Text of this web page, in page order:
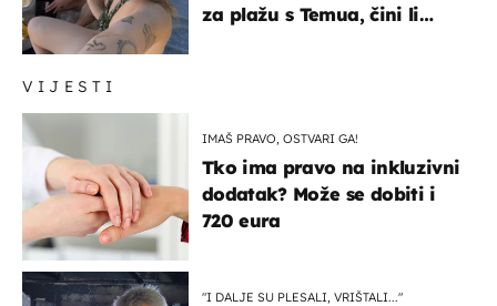
VIJESTI
IMAŠ PRAVO, OSTVARI GA!
Tko ima pravo na inkluzivni
dodatak? Može se dobiti i
720 eura
"I DALJE SU PLESALI, VRIŠTALI..."
za plažu s Temua, čini li